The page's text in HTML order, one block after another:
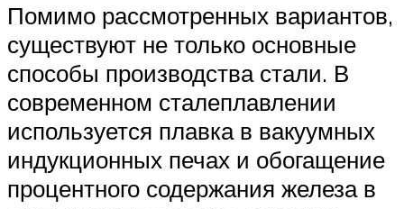
Помимо рассмотренных вариантов,
существуют не только основные
способы производства стали. В
современном сталеплавлении
используется плавка в вакуумных
индукционных печах и обогащение
процентного содержания железа в